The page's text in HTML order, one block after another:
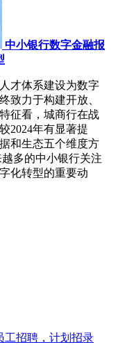
中小银行数字金融报
才体系建设为数字
致力于构建开放、
征看，城商行在战
2024年有显著提
和生态五个维度方
多的中小银行关注
化转型的重要动
工招聘，计划招录